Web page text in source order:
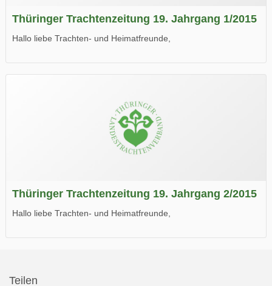
Thüringer Trachtenzeitung 19. Jahrgang 1/2015
Hallo liebe Trachten- und Heimatfreunde,
Wir wünschen Euch viel Spaß beim Lesen.
Thüringer Trachtenzeitung 19. Jahrgang 2/2015
Hallo liebe Trachten- und Heimatfreunde,
Teilen